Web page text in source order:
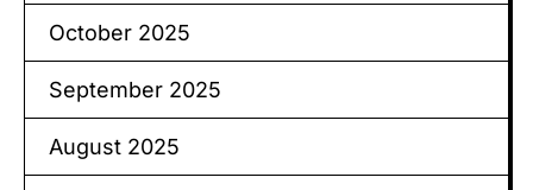
October 2025
September 2025
August 2025